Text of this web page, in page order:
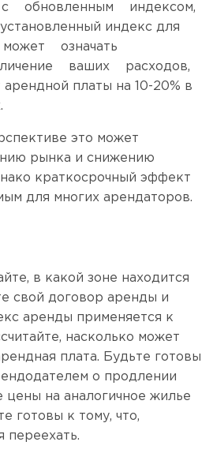
обновленным индексом,
индекс для
означать
ваших расходов,
арендной платы на 10-20% в
это может
рынка и снижению
краткосрочный эффект
для многих арендаторов.
в какой зоне находится
свой договор аренды и
аренды применяется к
насколько может
плата. Будьте готовы
о продлении
цены на аналогичное жилье
готовы к тому, что,
переехать.